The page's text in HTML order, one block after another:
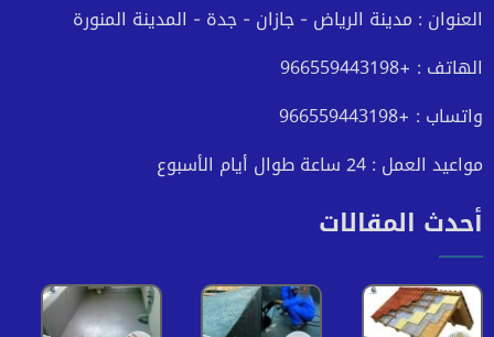
العنوان : مدينة الرياض - جازان - جدة - المدينة المنورة
الهاتف : +966559443198
واتساب : +966559443198
مواعيد العمل : 24 ساعة طوال أيام الأسبوع
أحدث المقالات